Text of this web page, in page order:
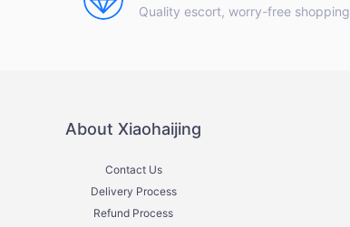
Quality escort, worry-free shopping
About Xiaohaijing
Contact Us
Delivery Process
Refund Process